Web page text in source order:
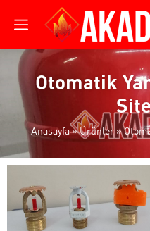
Otomatik
Anasayfa»Ürünler »